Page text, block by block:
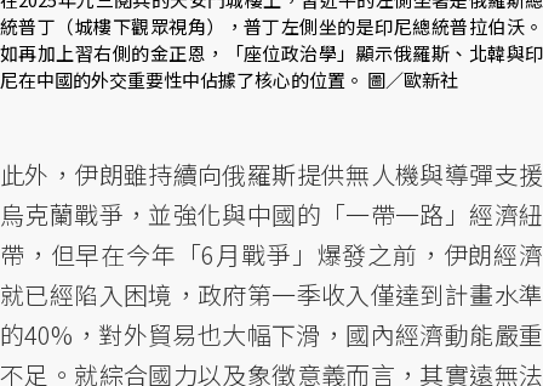
統普丁（城樓下觀眾視角），普丁左側坐的是印尼總統普拉伯沃。
如再加上習右側的金正恩，「座位政治學」顯示俄羅斯、北韓與印
尼在中國的外交重要性中佔據了核心的位置。 圖／歐新社
此外，伊朗雖持續向俄羅斯提供無人機與導彈支援
烏克蘭戰爭，並強化與中國的「一帶一路」經濟紐
帶，但早在今年「6月戰爭」爆發之前，伊朗經濟
就已經陷入困境，政府第一季收入僅達到計畫水準
的40%，對外貿易也大幅下滑，國內經濟動能嚴重
不足。就綜合國力以及象徵意義而言，其實遠無法